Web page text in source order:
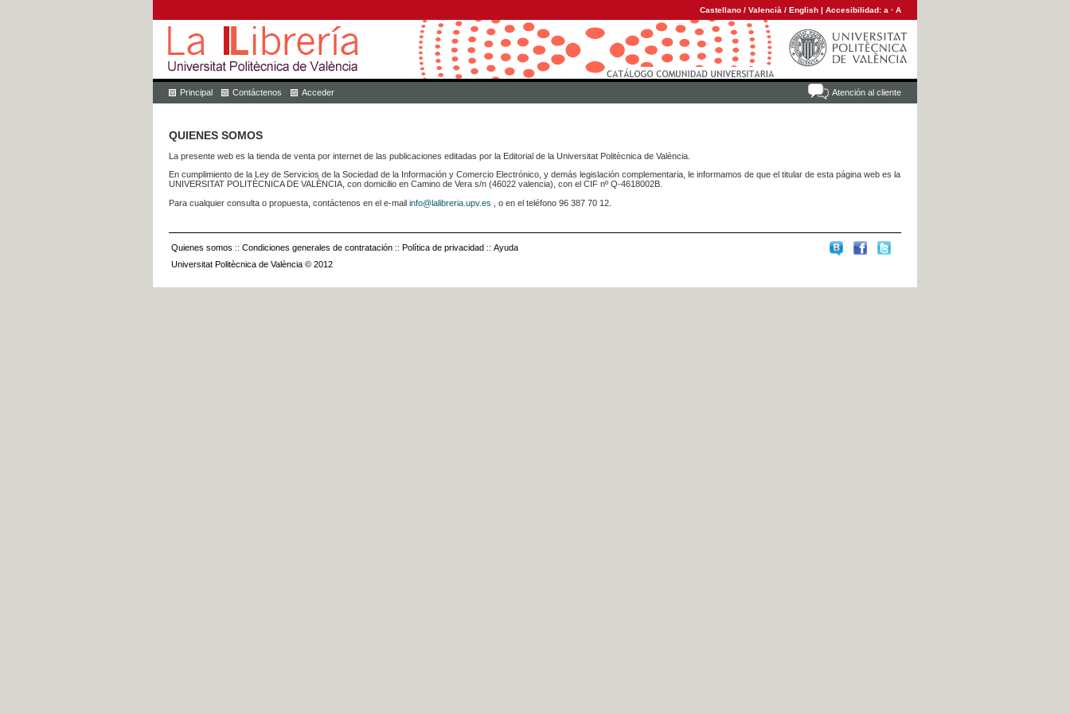
Castellano / Valencià / English | Accesibilidad: a · A
Atención al cliente
Principal Contáctenos Acceder
QUIENES SOMOS
La presente web es la tienda de venta por internet de las publicaciones editadas por la Editorial de la Universitat Politècnica de València.
En cumplimiento de la Ley de Servicios de la Sociedad de la Información y Comercio Electrónico, y demás legislación complementaria, le informamos de que el titular de esta página web es la
UNIVERSITAT POLITÈCNICA DE VALÈNCIA, con domicilio en Camino de Vera s/n (46022 valencia), con el CIF nº Q-4618002B.
Para cualquier consulta o propuesta, contáctenos en el e-mail info@lalibreria.upv.es , o en el teléfono 96 387 70 12.
Quienes somos :: Condiciones generales de contratación :: Política de privacidad :: Ayuda
Universitat Politècnica de València © 2012